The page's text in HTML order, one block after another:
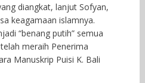
diangkat, lanjut Sofyan,
keagamaan islamnya.
“benang putih” semua
meraih Penerima
Manuskrip Puisi K. Bali